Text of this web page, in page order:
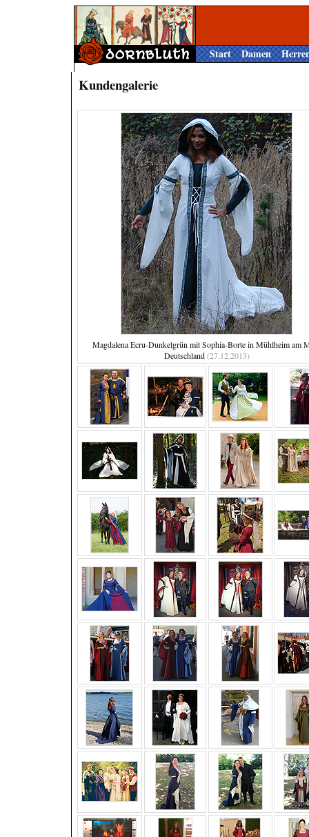
Start Damen
Kundengalerie
Magdalena Ecru-Dunkelgrün mit Sophia-Borte in Mühlheim am
Deutschland(27.12.2013)